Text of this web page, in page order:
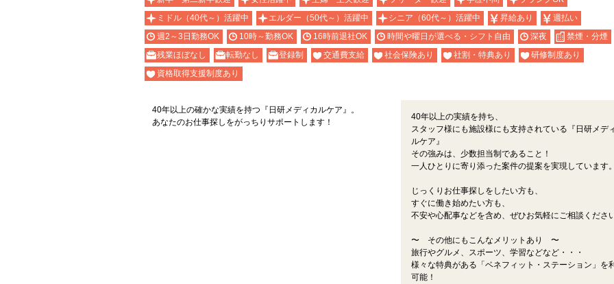
ミドル（40代～）活躍中
エルダー（50代～）活躍中 シニア（60代～）活躍中 昇給あり
週払い
週2～3日勤務OK
10時～勤務OK 16時前退社OK 時間や曜日が選べる・シフト自由 深夜
禁煙・分煙
残業ほぼなし
転勤なし 登録制 交通費支給 社会保険あり 社割・特典あり
研修制度あり
資格取得支援制度あり
40年以上の確かな実績を持つ『日研メディカルケア』。
あなたのお仕事探しをがっちりサポートします！
40年以上の実績を持ち、
スタッフ様にも施設様にも支持されている『日研メデ
ルケア』
その強みは、少数担当制であること！
一人ひとりに寄り添った案件の提案を実現しています。
じっくりお仕事探しをしたい方も、
すぐに働き始めたい方も、
不安や心配事などを含め、ぜひお気軽にご相談くださ
〜 その他にもこんなメリットあり 〜
旅行やグルメ、スポーツ、学習などなど・・・
様々な特典がある「ベネフィット・ステーション」を
可能！